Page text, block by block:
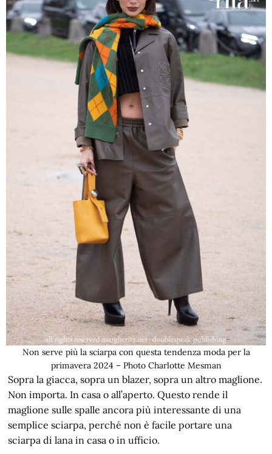
Non serve più la sciarpa con questa tendenza moda per la
primavera 2024 – Photo Charlotte Mesman
Sopra la giacca, sopra un blazer, sopra un altro maglione.
Non importa. In casa o all’aperto. Questo rende il
maglione sulle spalle ancora più interessante di una
semplice sciarpa, perché non è facile portare una
sciarpa di lana in casa o in ufficio.